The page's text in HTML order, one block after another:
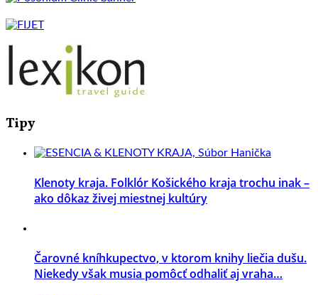
Tipy
Klenoty kraja. Folklór Košického kraja trochu inak –
ako dôkaz živej miestnej kultúry
Čarovné kníhkupectvo, v ktorom knihy liečia dušu.
Niekedy však musia pomôcť odhaliť aj vraha…